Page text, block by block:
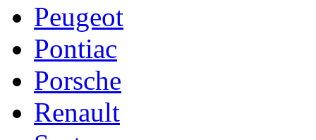
Peugeot
Pontiac
Porsche
Renault